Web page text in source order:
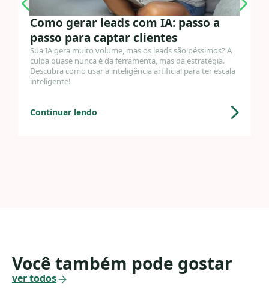
Como gerar leads com IA: passo a
passo para captar clientes
Sua IA gera muito volume, mas os leads são péssimos? A
culpa quase nunca é da ferramenta, mas da estratégia.
Descubra como usar a inteligência artificial para ter escala
inteligente!
Continuar lendo
Você também pode gostar
ver todos